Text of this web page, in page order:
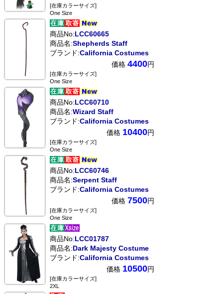
[在庫カラーサイズ]
One Size
商品No:LCC60665
商品名:Shepherds Staff
ブランド:California Costumes
価格 4400円
[在庫カラーサイズ]
One Size
商品No:LCC60710
商品名:Wizard Staff
ブランド:California Costumes
価格 10400円
[在庫カラーサイズ]
One Size
商品No:LCC60746
商品名:Serpent Staff
ブランド:California Costumes
価格 7500円
[在庫カラーサイズ]
One Size
商品No:LCC01787
商品名:Dark Majesty Costume
ブランド:California Costumes
価格 10500円
[在庫カラーサイズ]
2XL